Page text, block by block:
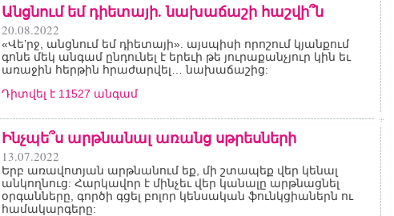
Անցնում եմ դիետայի. նախաճաշի հաշվի՞ն
20.08.2022
«Վե’րջ, անցնում եմ դիետայի». այսպիսի որոշում կյանքում
գոնե մեկ անգամ ընդունել է երեւի թե յուրաքանչյուր կին եւ
առաջին հերթին հրաժարվել… նախաճաշից:
Դիտվել է 11527 անգամ
Ինչպե՞ս արթնանալ առանց սթրեսների
13.07.2022
Երբ առավոտյան արթնանում եք, մի շտապեք վեր կենալ
անկողնուց: Հարկավոր է մինչեւ վեր կանալը արթնացնել
օրգանները, գործի գցել բոլոր կենսական ֆունկցիաներն ու
համակարգերը: